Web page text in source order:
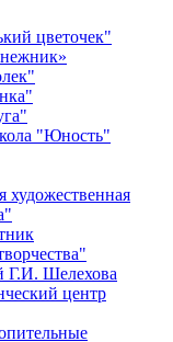
цветочек"
"Юность"
Г.И. Шелехова
центр